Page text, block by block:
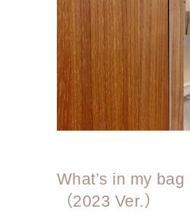
What’s in my
（2023 Ver.）